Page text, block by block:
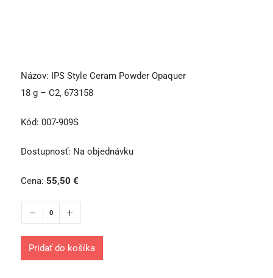
Názov: IPS Style Ceram Powder Opaquer
18 g – C2, 673158
Kód: 007-909S
Dostupnosť: Na objednávku
Cena: 55,50 €
Pridať do košíka